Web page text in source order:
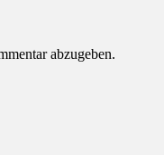
abzugeben.